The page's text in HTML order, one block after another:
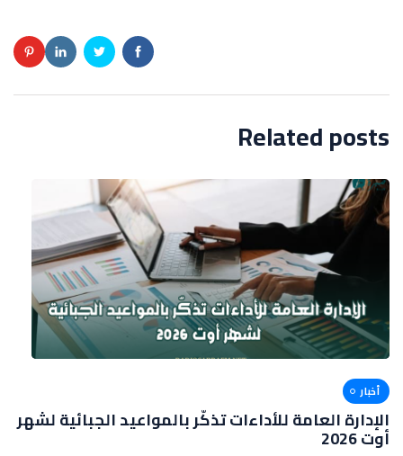
Related posts
أخبار
الإدارة العامة للأداءات تذكّر بالمواعيد الجبائية لشهر
أوت 2026